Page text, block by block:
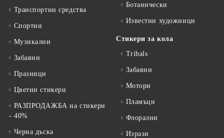
Транспортни средства
Спортни
Музикални
Забавни
Празници
Цветни стикери
РАЗПРОДАЖБА на стикери
- 40%
Черна дъска
Ботанически
Известни художници
Стикери за кола
Tribals
Забавни
Мотори
Пламъци
Флорални
Изрази